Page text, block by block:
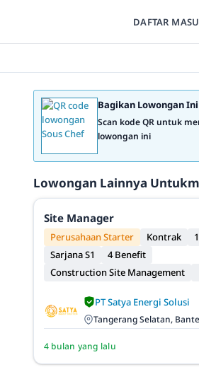
DAFTAR
Bagikan Lowongan Ini
Scan kode QR untuk
lowongan ini
Lowongan Lainnya
Site Manager
Perusahaan Starter
Kontrak
Sarjana S1
4 Benefit
Construction Site Management
PT Satya Energi Solusi
Tangerang Selatan,
4 bulan yang lalu